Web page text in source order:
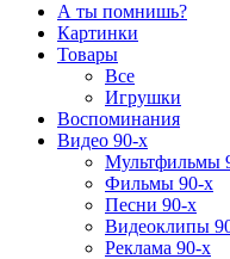
А ты помнишь?
Картинки
Товары
Все
Игрушки
Воспоминания
Видео 90-х
Мультфильмы
Фильмы 90-х
Песни 90-х
Видеоклипы
Реклама 90-х